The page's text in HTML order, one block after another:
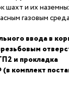
шахт и их
газовым
ввода в
и прокладка
комплект